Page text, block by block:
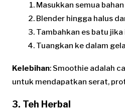
Masukkan semua
Blender hingga halus
Tambahkan es batu
Tuangkan ke dalam
Kelebihan: Smoothie adalah
untuk mendapatkan serat,
3. Teh Herbal